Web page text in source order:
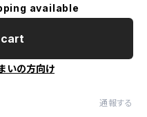
available
いの方向け
通報する